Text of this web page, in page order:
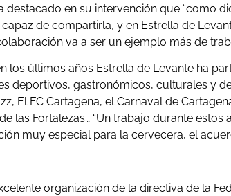
destacado en su intervención que “como
de compartirla, y en Estrella de
va a ser un ejemplo más de
los últimos años Estrella de Levante ha
deportivos, gastronómicos, culturales y
El FC Cartagena, el Carnaval de
las Fortalezas… “Un trabajo durante
muy especial para la cervecera, el
organización de la directiva de la